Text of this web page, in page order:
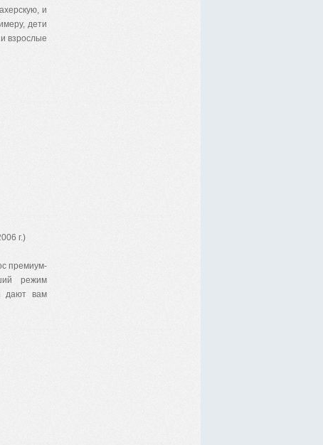
и
дети
взрослые
г.)
премиум-
режим
дают вам